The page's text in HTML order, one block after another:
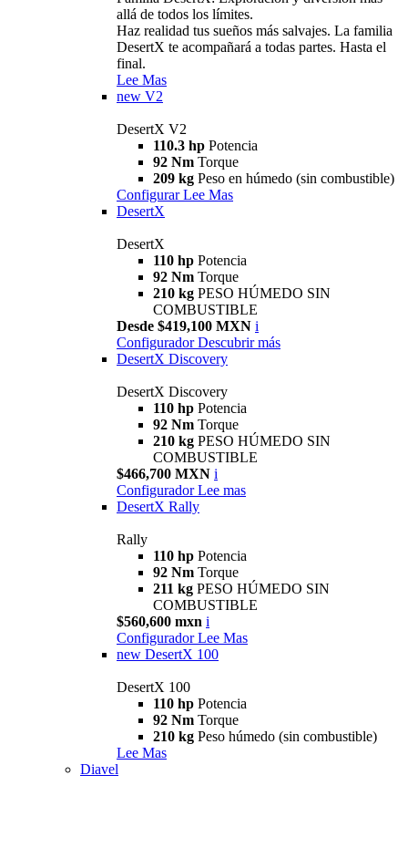
allá de todos los límites.
Haz realidad tus sueños más salvajes. La familia
DesertX te acompañará a todas partes. Hasta el
final.
Lee Mas
new V2
DesertX V2
110.3 hp Potencia
92 Nm Torque
209 kg Peso en húmedo (sin combustible)
Configurar Lee Mas
DesertX
DesertX
110 hp Potencia
92 Nm Torque
210 kg PESO HÚMEDO SIN
COMBUSTIBLE
Desde $419,100 MXN i
Configurador Descubrir más
DesertX Discovery
DesertX Discovery
110 hp Potencia
92 Nm Torque
210 kg PESO HÚMEDO SIN
COMBUSTIBLE
$466,700 MXN i
Configurador Lee mas
DesertX Rally
Rally
110 hp Potencia
92 Nm Torque
211 kg PESO HÚMEDO SIN
COMBUSTIBLE
$560,600 mxn i
Configurador Lee Mas
new DesertX 100
DesertX 100
110 hp Potencia
92 Nm Torque
210 kg Peso húmedo (sin combustible)
Lee Mas
Diavel